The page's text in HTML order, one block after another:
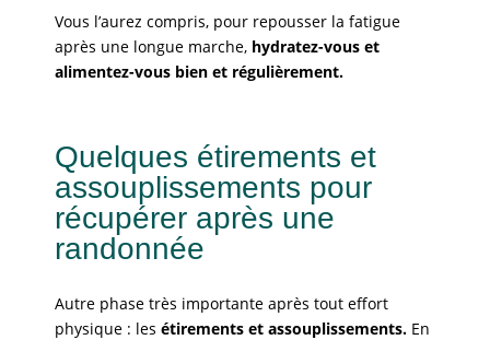
Vous l’aurez compris, pour repousser la fatigue
après une longue marche, hydratez-vous et
alimentez-vous bien et régulièrement.
Quelques étirements et
assouplissements pour
récupérer après une
randonnée
Autre phase très importante après tout effort
physique : les étirements et assouplissements.En